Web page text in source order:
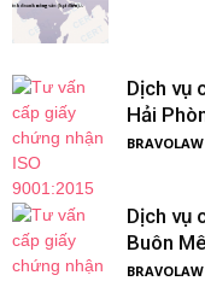
Dịch vụ
Hải
Dịch vụ
Buôn